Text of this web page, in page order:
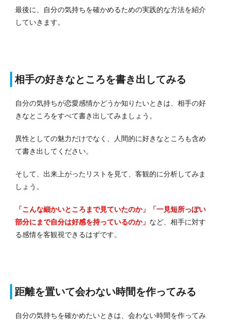
最後に、自分の気持ちを確かめるための実践的な方法を紹介
していきます。
相手の好きなところを書き出してみる
自分の気持ちが恋愛感情かどうか知りたいときは、相手の好
きなところをすべて書き出してみましょう。
異性としての魅力だけでなく、人間的に好きなところも含め
て書き出してください。
そして、出来上がったリストを見て、客観的に分析してみま
しょう。
「こんな細かいところまで見ていたのか」「一見短所っぽい
部分にまで自分は好感を持っているのか」 など、相手に対す
る感情を客観視できるはずです。
距離を置いて会わない時間を作ってみる
自分の気持ちを確かめたいときは、会わない時間を作ってみ